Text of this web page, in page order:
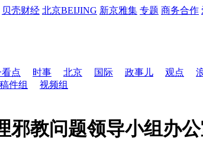
贝壳财经 北京BEIJING 新京雅集 专题 商务合作
点 时事 北京 国际 政事儿 观点
稿件组
视频组
邪教问题领导小组办